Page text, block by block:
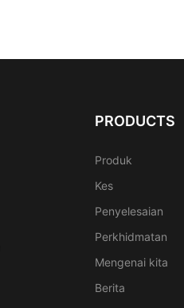
PRODUCTS
Produk
Kes
Penyelesaian
Perkhidmatan
Mengenai kita
Berita